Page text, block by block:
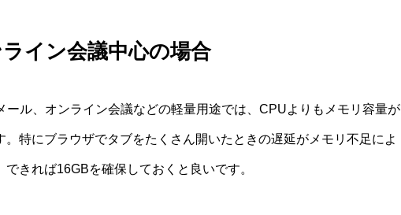
イン会議中心の場合
ール、オンライン会議などの軽量用途では、CPUよりもメモリ容量が
特にブラウザでタブをたくさん開いたときの遅延がメモリ不足によ
きれば16GBを確保しておくと良いです。